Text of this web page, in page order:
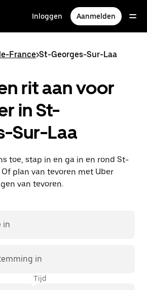
Inloggen Aanmelden
France>St-Georges-Sur-Laa
rit aan voor
in St-
Sur-Laa
toe, stap in en ga in en rond St-
plan van tevoren met Uber
van tevoren.
in
in
Tijd